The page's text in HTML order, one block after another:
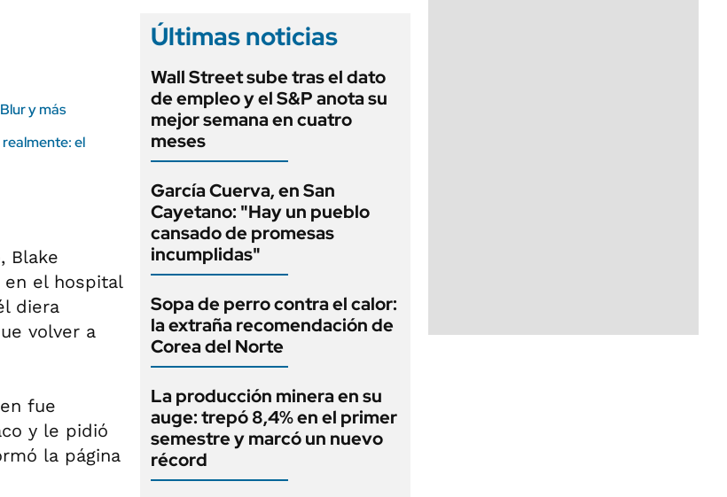
y más
el
Blake
el hospital
diera
volver a
fue
y le pidió
la página
Últimas noticias
Wall Street sube tras el dato
de empleo y el S&P anota su
mejor semana en cuatro
meses
García Cuerva, en San
Cayetano: "Hay un pueblo
cansado de promesas
incumplidas"
Sopa de perro contra el calor:
la extraña recomendación de
Corea del Norte
La producción minera en su
auge: trepó 8,4% en el primer
semestre y marcó un nuevo
récord